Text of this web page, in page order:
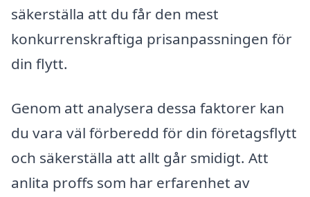
säkerställa att du får den mest
konkurrenskraftiga prisanpassningen för
din flytt.
Genom att analysera dessa faktorer kan
du vara väl förberedd för din företagsflytt
och säkerställa att allt går smidigt. Att
anlita proffs som har erfarenhet av